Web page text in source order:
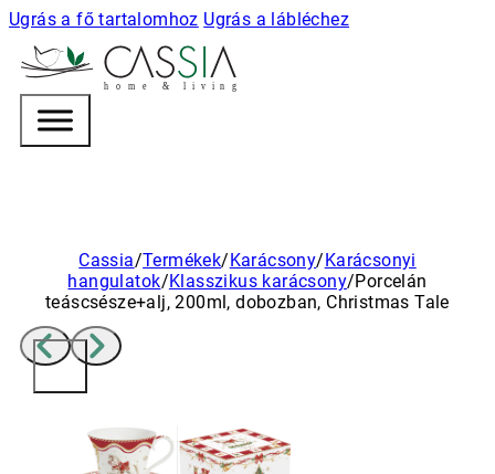
Ugrás a fő tartalomhoz Ugrás a lábléchez
h o m e & l i v i n g
Cassia/Termékek/Karácsony/Karácsonyi
hangulatok/Klasszikus karácsony/Porcelán
teáscsésze+alj, 200ml, dobozban, Christmas Tale